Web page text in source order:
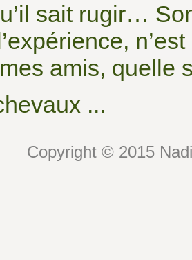
sait rugir…
amis, quelle
...
Copyright © 2015